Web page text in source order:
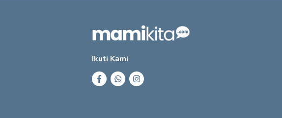
Ikuti Kami